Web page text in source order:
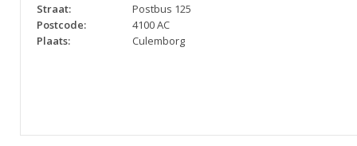
Straat:
Postbus 125
Postcode:
4100 AC
Plaats:
Culemborg